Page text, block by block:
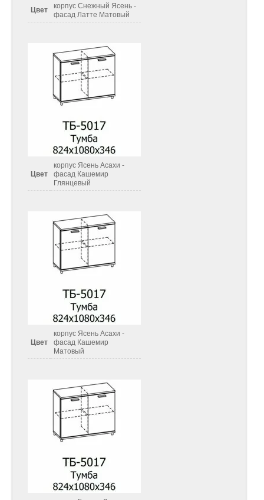
Цвет
корпус Снежный Ясень -
фасад Латте Матовый
Цвет
корпус Ясень Асахи -
фасад Кашемир
Глянцевый
Цвет
корпус Ясень Асахи -
фасад Кашемир
Матовый